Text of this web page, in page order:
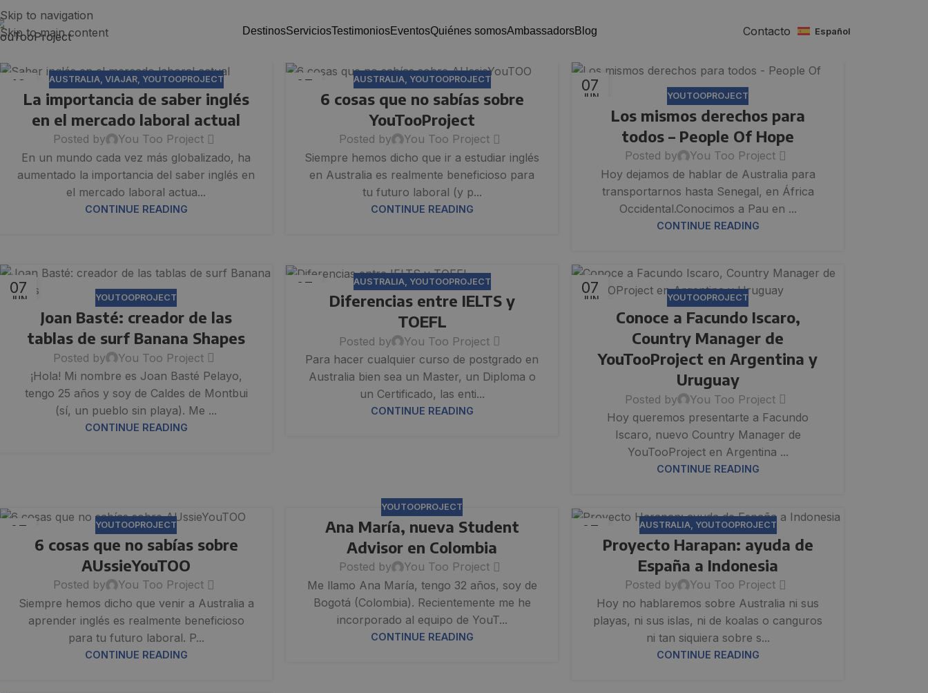
Skip to navigation
Skip to main content
destinos servicios testimonios eventos quiénes somos ambassadors blog Contacto español
19
FEB
AUSTRALIA, VIAJAR, YOUTOOPROJECT
La importancia de saber inglés
en el mercado laboral actual
Posted by
You Too Project
En un mundo cada vez más globalizado, ha
aumentado la importancia del saber inglés en
el mercado laboral actua...
CONTINUE READING
07 AUSTRALIA, YOUTOOPROJECT
6 cosas que no sabías sobre
YouTooProject
Posted by
You Too Project
Siempre hemos dicho que ir a estudiar inglés
en Australia es realmente beneficioso para
tu futuro laboral (y p...
CONTINUE READING
07
JUN YOUTOOPROJECT
Los mismos derechos para
todos – People Of Hope
Posted by
You Too Project
Hoy dejamos de hablar de Australia para
transportarnos hasta Senegal, en África
Occidental.Conocimos a Pau en ...
CONTINUE READING
07
JUN YOUTOOPROJECT
Joan Basté: creador de las
tablas de surf Banana Shapes
Posted by
You Too Project
¡Hola! Mi nombre es Joan Basté Pelayo,
tengo 25 años y soy de Caldes de Montbui
(sí, un pueblo sin playa). Me ...
CONTINUE READING
07 AUSTRALIA, YOUTOOPROJECT
Diferencias entre IELTS y
TOEFL
Posted by
You Too Project
Para hacer cualquier curso de postgrado en
Australia bien sea un Master, un Diploma o
un Certificado, las enti...
CONTINUE READING
07
JUN YOUTOOPROJECT
Conoce a Facundo Iscaro,
Country Manager de
YouTooProject en Argentina y
Uruguay
Posted by
You Too Project
Hoy queremos presentarte a Facundo
Iscaro, nuevo Country Manager de
YouTooProject en Argentina ...
CONTINUE READING
07 YOUTOOPROJECT
6 cosas que no sabías sobre
AUssieYouTOO
Posted by
You Too Project
Siempre hemos dicho que venir a Australia a
aprender inglés es realmente beneficioso
para tu futuro laboral. P...
CONTINUE READING
YOUTOOPROJECT
Ana María, nueva Student
Advisor en Colombia
Posted by
You Too Project
Me llamo Ana María, tengo 32 años, soy de
Bogotá (Colombia). Recientemente me he
incorporado al equipo de YouT...
CONTINUE READING
07 AUSTRALIA, YOUTOOPROJECT
Proyecto Harapan: ayuda de
España a Indonesia
Posted by
You Too Project
Hoy no hablaremos sobre Australia ni sus
playas, ni sus islas, ni de koalas o canguros
ni tan siquiera sobre s...
CONTINUE READING